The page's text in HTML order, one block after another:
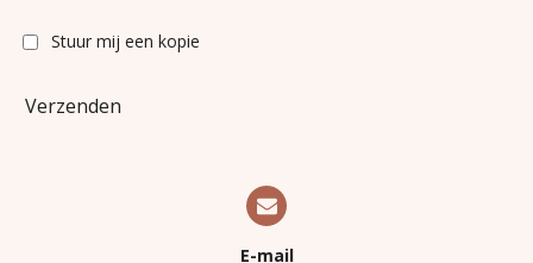
Stuur mij een kopie
Verzenden
E-mail